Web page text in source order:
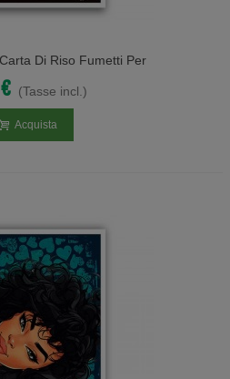
Di Riso Fumetti Per
(Tasse incl.)
Acquista